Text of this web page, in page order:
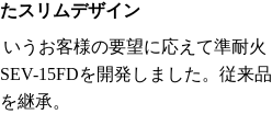
スリムデザイン
いうお客様の要望に応えて準耐火
15FDを開発しました。従来品
継承。